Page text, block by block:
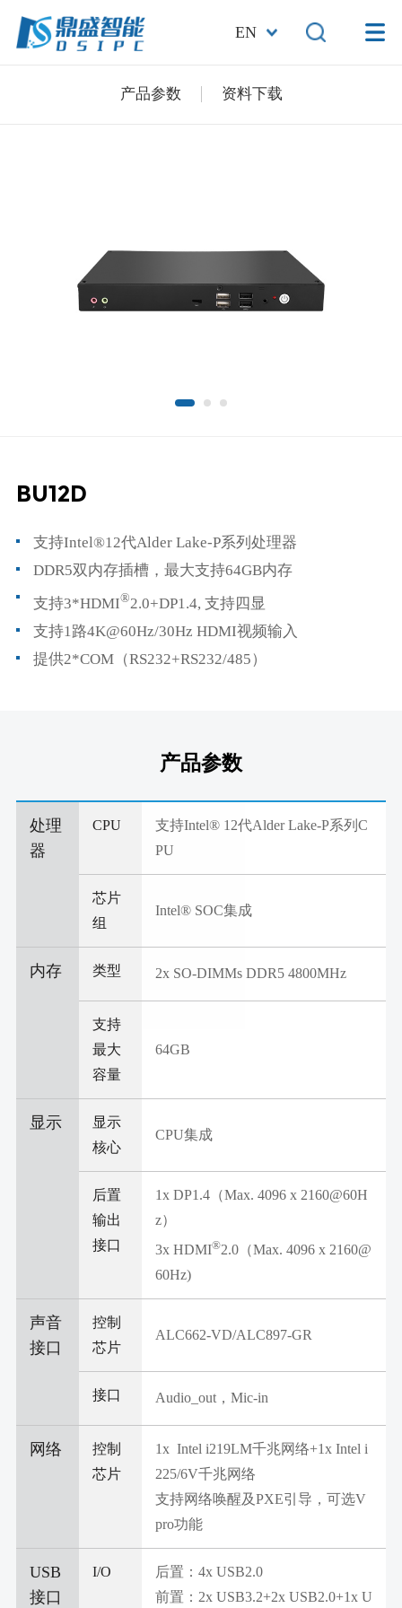
EN
产品参数 资料下载
BU12D
支持Intel®12代Alder Lake-P系列处理器
DDR5双内存插槽，最大支持64GB内存
支持3*HDMI®2.0+DP1.4, 支持四显
支持1路4K@60Hz/30Hz HDMI视频输入
提供2*COM（RS232+RS232/485）
产品参数
处理
器
CPU
支持Intel® 12代Alder Lake-P系列C
PU
芯片
组
Intel® SOC集成
内存 类型 2x SO-DIMMs DDR5 4800MHz
支持
最大
容量
64GB
显示
显示
核心
CPU集成
后置
输出
接口
1x DP1.4（Max. 4096 x 2160@60H
z）
3x HDMI®2.0（Max. 4096 x 2160@
60Hz)
声音
接口
控制
芯片
ALC662-VD/ALC897-GR
接口 Audio_out，Mic-in
网络
控制
芯片
1x Intel i219LM千兆网络+1x Intel i
225/6V千兆网络
支持网络唤醒及PXE引导，可选V
pro功能
USB
接口
I/O
后置：4x USB2.0
前置：2x USB3.2+2x USB2.0+1x U